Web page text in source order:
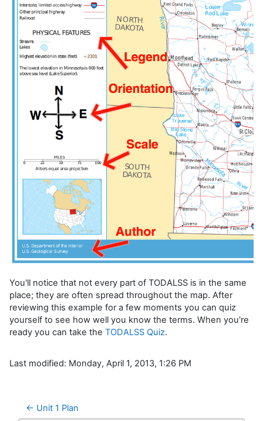
You'll notice that not every part of TODALSS is in the same
place; they are often spread throughout the map. After
reviewing this example for a few moments you can quiz
yourself to see how well you know the terms. When you're
ready you can take the TODALSS Quiz.
Last modified: Monday, April 1, 2013, 1:26 PM
← Unit 1 Plan